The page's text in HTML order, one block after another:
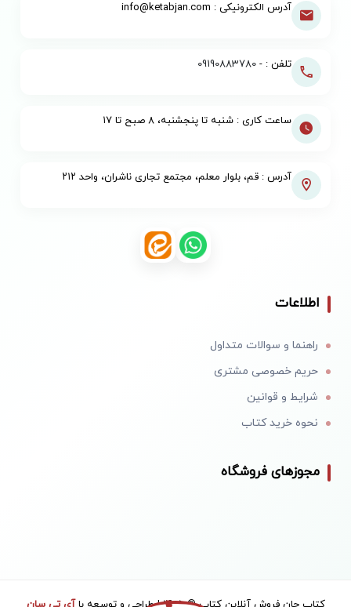
آدرس الکترونیکی : info@ketabjan.com
تلفن : -09190883780
ساعت کاری : شنبه تا پنجشنبه، ۸ صبح تا ۱۷
آدرس : قم، بلوار معلم، مجتمع تجاری ناشران، واحد ۲۱۲
اطلاعات
راهنما و سوالات متداول
حریم خصوصی مشتری
شرایط و قوانین
نحوه خرید کتاب
مجوزهای فروشگاه